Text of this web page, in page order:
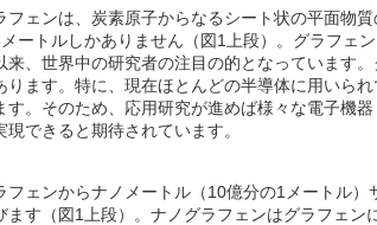
フェンは、炭素原子からなるシート状の平面物
ートルしかありません（図1上段）。グラフェ
来、世界中の研究者の注目の的となっています
ります。特に、現在ほとんどの半導体に用いら
す。そのため、応用研究が進めば様々な電子機
現できると期待されています。
フェンからナノメートル（10億分の1メートル
ます（図1上段）。ナノグラフェンはグラフェ